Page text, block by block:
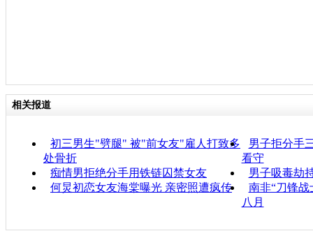
相关报道
初三男生"劈腿" 被"前女友"雇人打致多
处骨折
男子拒分手
看守
痴情男拒绝分手用铁链囚禁女友
男子吸毒劫
何炅初恋女友海棠曝光 亲密照遭疯传
南非“刀锋
八月